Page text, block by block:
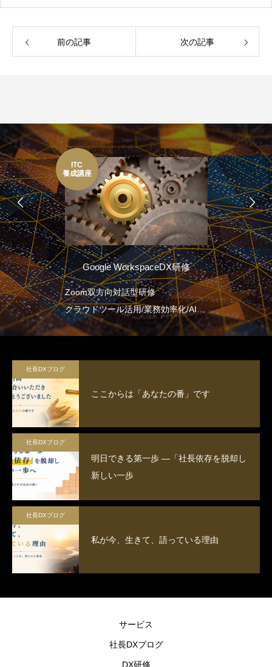
前の記事 次の記事
研修
効率化/AI連
ントを包含
DXIT
セミナー
ITセミナー
それでは、「2025年の崖」問題に対
して、レガシーシステムを抱える多
くの日本企業はどのような取り組み
2025年の崖による損失を避け、飛躍
まずはITセミナーで意識の改革を行
社長DXブログ
ここからは「あなたの番」です
社長DXブログ
明日できる第一歩 ―「社長依存を脱却し
新しい一歩
社長DXブログ
私が今、生きて、語っている理由
サービス
社長DXブログ
DX研修